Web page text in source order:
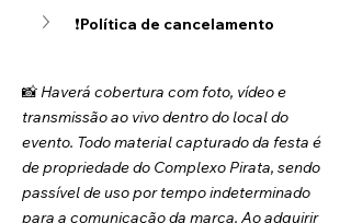
❗Política de cancelamento
📸 Haverá cobertura com foto, vídeo e
transmissão ao vivo dentro do local do
evento. Todo material capturado da festa é
de propriedade do Complexo Pirata, sendo
passível de uso por tempo indeterminado
para a comunicação da marca. Ao adquirir